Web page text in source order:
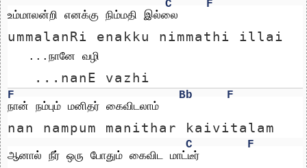
C
F
உம்மாலன்றி எனக்கு நிம்மதி இல்லை
ummalanRi enakku nimmathi illai
   ...நானே வழி
   ...nanE vazhi
F Bb
F
நான் நம்பும் மனிதர் கைவிடலாம்
nan nampum manithar kaivitalam
C
F
ஆனால் நீர் ஒரு போதும் கைவிட மாட்டீர்